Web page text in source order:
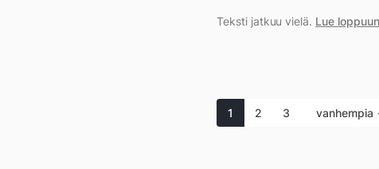
Teksti jatkuu vielä. Lue
1 2 3 vanhempia